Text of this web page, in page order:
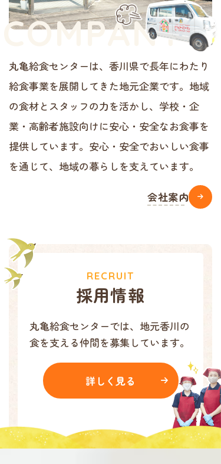
丸亀給食センターは、香川県で長年にわたり
給食事業を展開してきた地元企業です。地域
の食材とスタッフの力を活かし、学校・企
業・高齢者施設向けに安心・安全なお食事を
提供しています。安心・安全でおいしい食事
を通じて、地域の暮らしを支えています。
会社案内
RECRUIT
採用情報
丸亀給食センターでは、地元香川の
食を支える仲間を募集しています。
詳しく見る